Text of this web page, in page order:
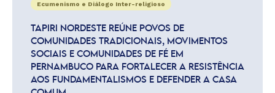
Ecumenismo e Diálogo Inter-religioso
TAPIRI NORDESTE REÚNE POVOS DE
COMUNIDADES TRADICIONAIS, MOVIMENTOS
SOCIAIS E COMUNIDADES DE FÉ EM
PERNAMBUCO PARA FORTALECER A RESISTÊNCIA
AOS FUNDAMENTALISMOS E DEFENDER A CASA